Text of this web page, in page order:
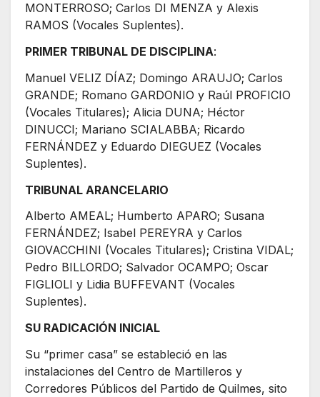
MONTERROSO; Carlos DI MENZA y Alexis
RAMOS (Vocales Suplentes).
PRIMER TRIBUNAL DE DISCIPLINA:
Manuel VELIZ DÍAZ; Domingo ARAUJO; Carlos
GRANDE; Romano GARDONIO y Raúl PROFICIO
(Vocales Titulares); Alicia DUNA; Héctor
DINUCCI; Mariano SCIALABBA; Ricardo
FERNÁNDEZ y Eduardo DIEGUEZ (Vocales
Suplentes).
TRIBUNAL ARANCELARIO
Alberto AMEAL; Humberto APARO; Susana
FERNÁNDEZ; Isabel PEREYRA y Carlos
GIOVACCHINI (Vocales Titulares); Cristina VIDAL;
Pedro BILLORDO; Salvador OCAMPO; Oscar
FIGLIOLI y Lidia BUFFEVANT (Vocales
Suplentes).
SU RADICACIÓN INICIAL
Su “primer casa” se estableció en las
instalaciones del Centro de Martilleros y
Corredores Públicos del Partido de Quilmes, sito